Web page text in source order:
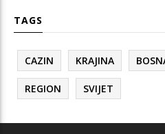
TAGS
CAZIN KRAJINA
REGION SVIJET